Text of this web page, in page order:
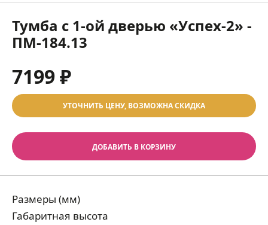
Тумба с 1-ой дверью «Успех-2» -
ПМ-184.13
7199 ₽
УТОЧНИТЬ ЦЕНУ, ВОЗМОЖНА СКИДКА
ДОБАВИТЬ В КОРЗИНУ
Размеры (мм)
Габаритная высота